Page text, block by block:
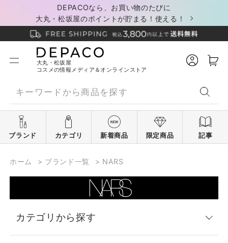
DEPACOなら、お買い物のたびに
大丸・松坂屋のポイントが貯まる！使える！
大丸・松坂屋
コスメの情報メディア＆オンラインストア
ブランド カテゴリ 新着商品 限定商品 記事
ホーム > ブランド一覧 > NARS
カテゴリから探す